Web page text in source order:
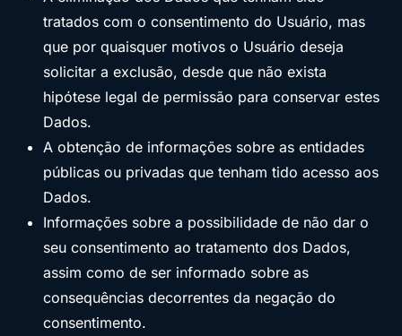
tratados com o consentimento do Usuário, mas
que por quaisquer motivos o Usuário deseja
solicitar a exclusão, desde que não exista
hipótese legal de permissão para conservar estes
Dados.
A obtenção de informações sobre as entidades
públicas ou privadas que tenham tido acesso aos
Dados.
Informações sobre a possibilidade de não dar o
seu consentimento ao tratamento dos Dados,
assim como de ser informado sobre as
consequências decorrentes da negação do
consentimento.